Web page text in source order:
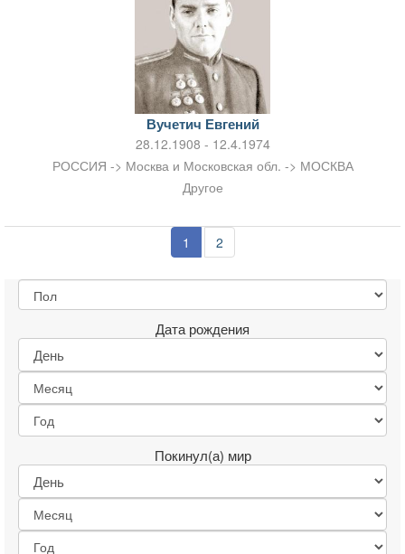
Вучетич Евгений
28.12.1908 - 12.4.1974
РОССИЯ -> Москва и Московская обл. -> МОСКВА
Другое
1 2
Дата рождения
Покинул(а) мир